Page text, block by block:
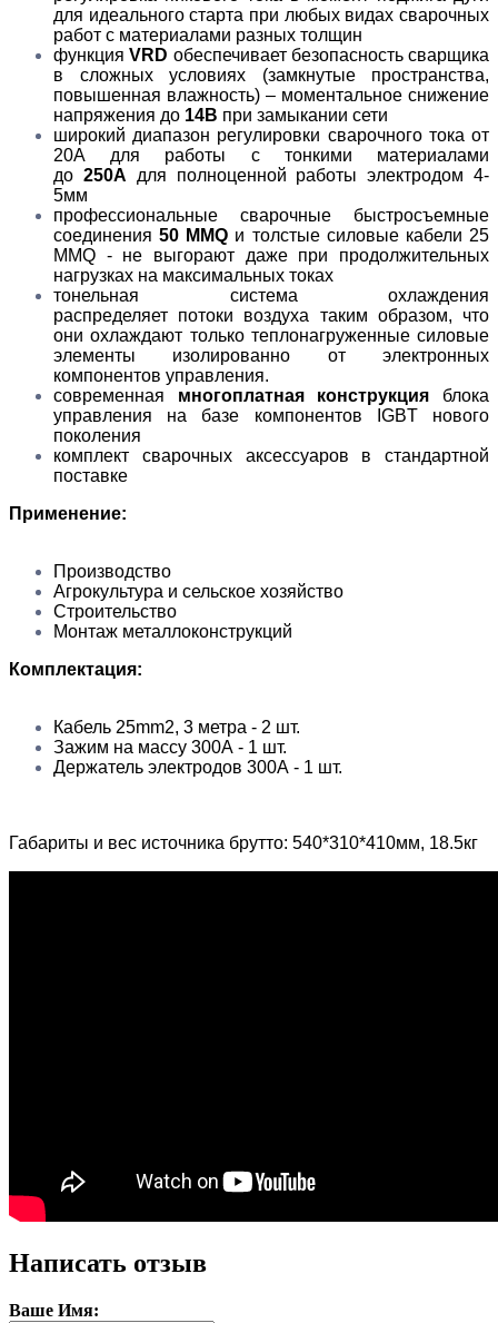
для идеального старта при любых видах сварочных
работ с материалами разных толщин
функция VRD обеспечивает безопасность сварщика
в сложных условиях (замкнутые пространства,
повышенная влажность) – моментальное снижение
напряжения до 14В при замыкании сети
широкий диапазон регулировки сварочного тока от
20А для работы с тонкими материалами
до 250А для полноценной работы электродом 4-
5мм
профессиональные сварочные быстросъемные
соединения 50 MMQ и толстые силовые кабели 25
MMQ - не выгорают даже при продолжительных
нагрузках на максимальных токах
тонельная система охлаждения
распределяет потоки воздуха таким образом, что
они охлаждают только теплонагруженные силовые
элементы изолированно от электронных
компонентов управления.
современная
многоплатная конструкция
блока
управления на базе компонентов IGBT нового
поколения
комплект сварочных аксессуаров в стандартной
поставке
Применение:
Производство
Агрокультура и сельское хозяйство
Строительство
Монтаж металлоконструкций
Комплектация:
Кабель 25mm2, 3 метра - 2 шт.
Зажим на массу 300А - 1 шт.
Держатель электродов 300А - 1 шт.
Габариты и вес источника брутто: 540*310*410мм, 18.5кг
Написать отзыв
Ваше Имя: